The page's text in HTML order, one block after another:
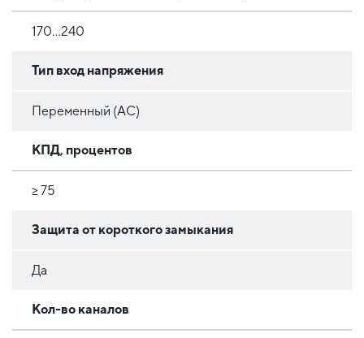
170...240
Тип вход напряжения
Переменный (AC)
КПД, процентов
≥ 75
Защита от короткого замыкания
Да
Кол-во каналов